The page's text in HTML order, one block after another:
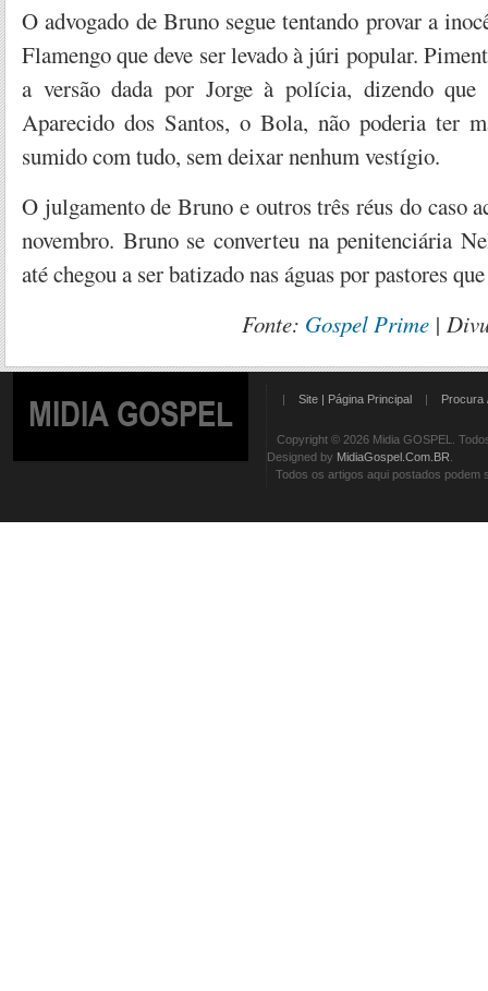
O advogado de Bruno segue tentando provar a
Flamengo que deve ser levado à júri popular.
a versão dada por Jorge à polícia, dizendo
Aparecido dos Santos, o Bola, não poderia ter
sumido com tudo, sem deixar nenhum vestígio.
O julgamento de Bruno e outros três réus do caso
novembro. Bruno se converteu na penitenciária
até chegou a ser batizado nas águas por pastores
Fonte: Gospel Prime |
MIDIA GOSPEL | Site | Página Principal | Procura
Copyright © 2026 Midia GOSPEL.
Designed by MidiaGospel.Com.BR
Todos os artigos aqui postados podem